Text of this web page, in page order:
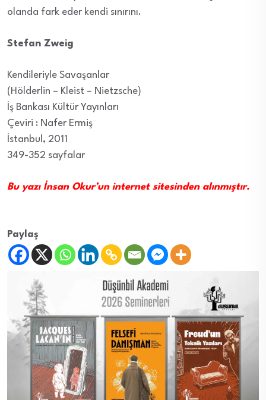
olanda fark eder kendi sınırını.
Stefan Zweig
Kendileriyle Savaşanlar
(Hölderlin – Kleist – Nietzsche)
İş Bankası Kültür Yayınları
Çeviri : Nafer Ermiş
İstanbul, 2011
349-352 sayfalar
Bu yazı İnsan Okur’un internet sitesinden alınmıştır.
Paylaş